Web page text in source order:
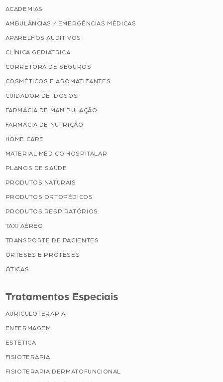
ACADEMIAS
AMBULÂNCIAS / EMERGÊNCIAS MÉDICAS
APARELHOS AUDITIVOS
CLÍNICA GERIÁTRICA
CORRETORA DE SEGUROS
COSMÉTICOS E AROMATIZANTES
CUIDADOR DE IDOSOS
FARMÁCIA DE MANIPULAÇÃO
FARMÁCIA DE NUTRIÇÃO
HOME CARE
MATERIAL MÉDICO HOSPITALAR
PLANOS DE SAÚDE
PRODUTOS NATURAIS
PRODUTOS ORTOPÉDICOS
PRODUTOS RESPIRATÓRIOS
TAXI AÉREO
TRANSPORTE DE PACIENTES
ÓRTESES E PRÓTESES
ÓTICAS
Tratamentos Especiais
AURICULOTERAPIA
ENFERMAGEM
ESTÉTICA
FISIOTERAPIA
FISIOTERAPIA DERMATOFUNCIONAL